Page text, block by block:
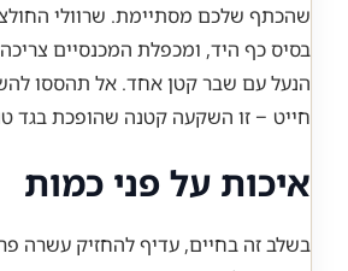
שהכתף שלכם מסתיימת. שרוולי
בסיס כף היד, ומכפלת המכנסיים
הנעל עם שבר קטן אחד. אל תהססו
חייט – זו השקעה קטנה שהופכת בגד
איכות על פני כמות
בשלב זה בחיים, עדיף להחזיק עשרה